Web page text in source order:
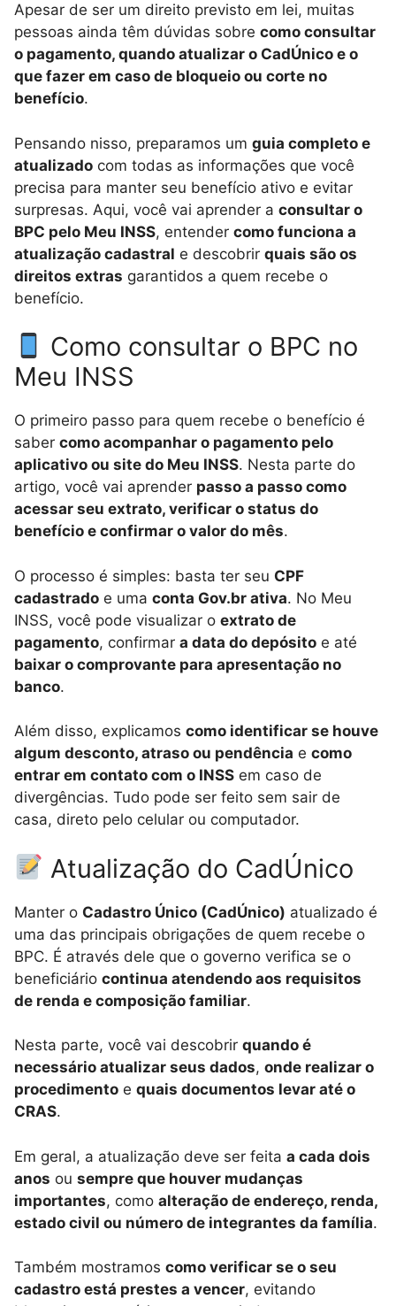
Apesar de ser um direito previsto em lei, muitas
pessoas ainda têm dúvidas sobre como consultar
o pagamento, quando atualizar o CadÚnico e o
que fazer em caso de bloqueio ou corte no
benefício.
Pensando nisso, preparamos um guia completo e
atualizado com todas as informações que você
precisa para manter seu benefício ativo e evitar
surpresas. Aqui, você vai aprender a consultar o
BPC pelo Meu INSS, entender como funciona a
atualização cadastral e descobrir quais são os
direitos extras garantidos a quem recebe o
benefício.
Como consultar o BPC no
Meu INSS
O primeiro passo para quem recebe o benefício é
saber como acompanhar o pagamento pelo
aplicativo ou site do Meu INSS. Nesta parte do
artigo, você vai aprender passo a passo como
acessar seu extrato, verificar o status do
benefício e confirmar o valor do mês.
O processo é simples: basta ter seu CPF
cadastrado e uma conta Gov.br ativa. No Meu
INSS, você pode visualizar o extrato de
pagamento, confirmar a data do depósito e até
baixar o comprovante para apresentação no
banco.
Além disso, explicamos como identificar se houve
algum desconto, atraso ou pendência e como
entrar em contato com o INSS em caso de
divergências. Tudo pode ser feito sem sair de
casa, direto pelo celular ou computador.
Atualização do CadÚnico
Manter o Cadastro Único (CadÚnico) atualizado é
uma das principais obrigações de quem recebe o
BPC. É através dele que o governo verifica se o
beneficiário continua atendendo aos requisitos
de renda e composição familiar.
Nesta parte, você vai descobrir quando é
necessário atualizar seus dados, onde realizar o
procedimento e quais documentos levar até o
CRAS.
Em geral, a atualização deve ser feita a cada dois
anos ou sempre que houver mudanças
importantes, como alteração de endereço, renda,
estado civil ou número de integrantes da família.
Também mostramos como verificar se o seu
cadastro está prestes a vencer, evitando